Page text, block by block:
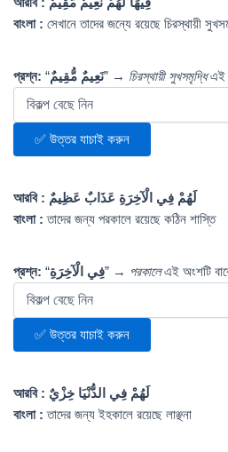
আরবি : فِيهَا لَهُمْ نَعِيمٌ مُّقِيمٌ
বাংলা : সেখানে তাদের জন্যে রয়েছে চিরস্থায়ী
প্রশ্ন: “نَعِيمٌ مُّقِيمٌ” → চিরস্থায়ী সুখসমৃদ্ধিএই
✅ উত্তর যাচাই করুন
আরবি : لَهُمْ فِي الْآخِرَةِ عَذَابٌ عَظِيمٌ
বাংলা : তাদের জন্য পরকালে রয়েছে কঠিন শাস্তি
প্রশ্ন: “فِي الْآخِرَةِ” → পরকালেএই অংশটি
✅ উত্তর যাচাই করুন
আরবি : لَهُمْ فِي الدُّنْيَا خِزْيٌ
বাংলা : তাদের জন্য ইহকালে রয়েছে লাঞ্ছনা